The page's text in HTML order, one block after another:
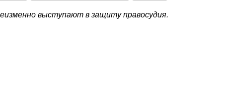
выступают в защиту правосудия.